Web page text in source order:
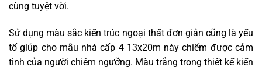
cùng tuyệt vời.
Sử dụng màu sắc kiến trúc ngoại thất đơn giản cũng là yếu
tố giúp cho mẫu nhà cấp 4 13x20m này chiếm được cảm
tình của người chiêm ngưỡng. Màu trắng trong thiết kế kiến